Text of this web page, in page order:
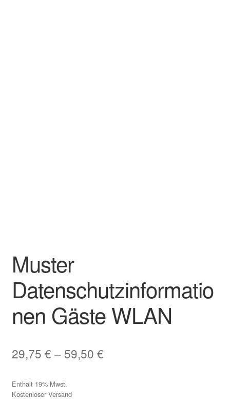
Muster
Datenschutzinformatio
nen Gäste WLAN
29,75 € – 59,50 €Preisspanne:
Enthält 19% Mwst.
Kostenloser Versand